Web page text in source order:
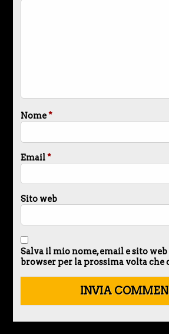
Nome*
Email*
Sito web
Salva il mio nome, email e sito
browser per la prossima volta che